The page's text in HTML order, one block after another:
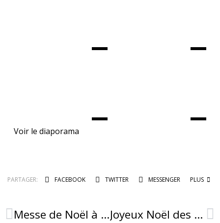
Voir le diaporama
PARTAGER: FACEBOOK TWITTER MESSENGER PLUS
Messe de Noël à Combret Joyeux Noël des enfants